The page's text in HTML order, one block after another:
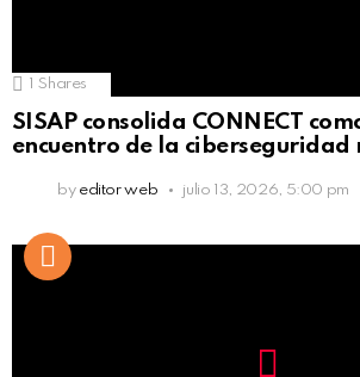
1 Shares
SISAP consolida CONNECT
encuentro de la ciberseguridad
by editor web julio 13, 2026, 5:00 pm